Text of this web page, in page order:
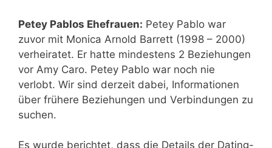
Petey Pablos Ehefrauen: Petey Pablo war
zuvor mit Monica Arnold Barrett (1998 – 2000)
verheiratet. Er hatte mindestens 2 Beziehungen
vor Amy Caro. Petey Pablo war noch nie
verlobt. Wir sind derzeit dabei, Informationen
über frühere Beziehungen und Verbindungen zu
suchen.
Es wurde berichtet, dass die Details der Dating-